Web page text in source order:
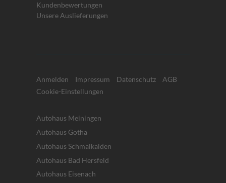
Kundenbewertungen
Unsere Auslieferungen
Anmelden Impressum Datenschutz
AGB
Cookie-Einstellungen
Autohaus Meiningen
Autohaus Gotha
Autohaus Schmalkalden
Autohaus Bad Hersfeld
Autohaus Eisenach